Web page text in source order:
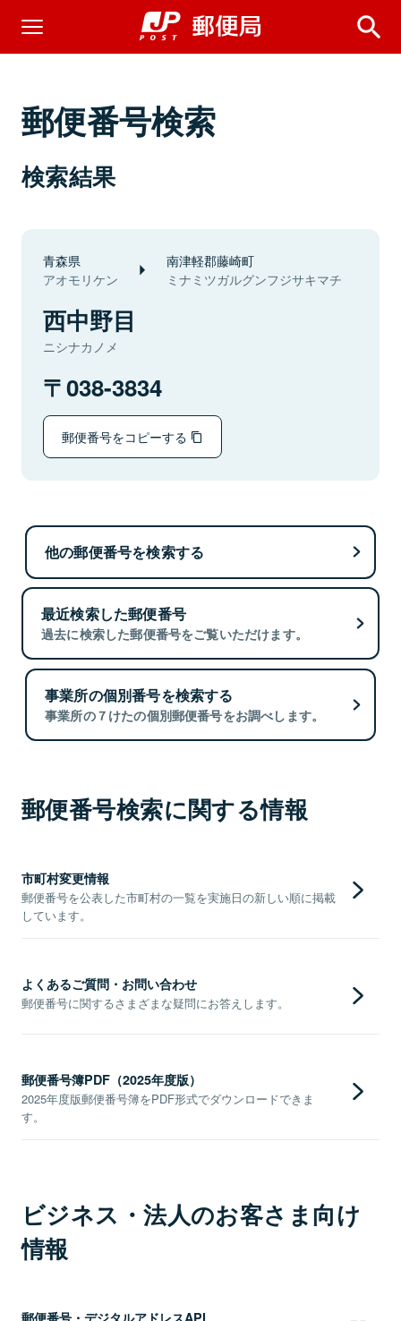
郵便番号検索
検索結果
青森県
アオモリケン
南津軽郡藤崎町
ミナミツガルグンフジサキマチ
西中野目
ニシナカノメ
038-3834
郵便番号をコピーする
他の郵便番号を検索する
最近検索した郵便番号
過去に検索した郵便番号をご覧いただけます。
事業所の個別番号を検索する
事業所の７けたの個別郵便番号をお調べします。
郵便番号検索に関する情報
市町村変更情報
郵便番号を公表した市町村の一覧を実施日の新しい順に掲載
しています。
よくあるご質問・お問い合わせ
郵便番号に関するさまざまな疑問にお答えします。
郵便番号簿PDF（2025年度版）
2025年度版郵便番号簿をPDF形式でダウンロードできま
す。
ビジネス・法人のお客さま向け
情報